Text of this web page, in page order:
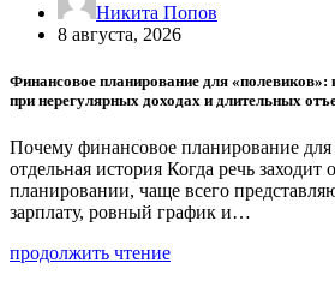
Никита Попов
8 августа, 2026
Финансовое планирование для «полевиков»:
при нерегулярных доходах и длительных
Почему финансовое планирование
отдельная история Когда речь
планировании, чаще всего
зарплату, ровный график и…
продолжить чтение